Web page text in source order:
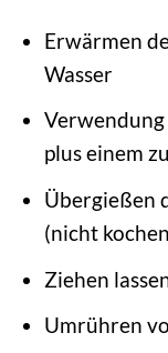
Erwärmen
Wasser
Verwendung
plus einem
Übergießen
(nicht
Ziehen
Umrühren